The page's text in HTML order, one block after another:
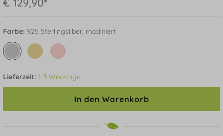
Farbe: 925 Sterlingsilber, rhodiniert
Lieferzeit: 1-3 Werktage
In den Warenkorb